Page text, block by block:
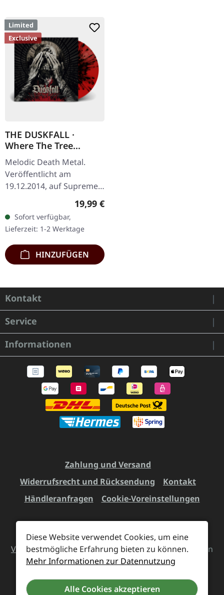
Limited
Exclusive
THE DUSKFALL ·
Where The Tree
Stands Dead |
SPLATTER LP
Melodic Death Metal.
Veröffentlicht am
19.12.2014, auf Supreme
Transparent rotes Vinyl
mit schwarzen Splattern.
Limitiert auf 100…
Regulärer Preis:
19,99 €
Sofort verfügbar,
Lieferzeit: 1-2 Werktage
HINZUFÜGEN
Kontakt
Service
Informationen
Zahlung und Versand
Widerrufsrecht und Rücksendung
Kontakt
Händleranfragen
Cookie-Voreinstellungen
Alle Preise inkl. gesetzl. Mehrwertsteuer zzgl.
Versandkostenund ggf. Nachnahmegebühren, wenn
nicht anders angegeben.
Diese Website verwendet Cookies, um eine
bestmögliche Erfahrung bieten zu können.
Mehr Informationen zur Datennutzung
Alle Cookies akzeptieren